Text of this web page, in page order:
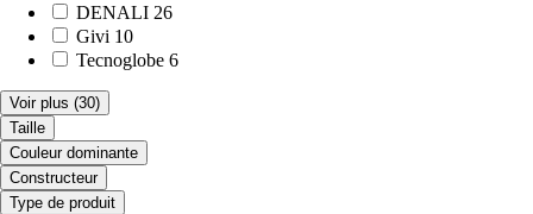
DENALI 26
Givi 10
Tecnoglobe 6
Voir plus (30)
Taille
Couleur dominante
Constructeur
Type de produit